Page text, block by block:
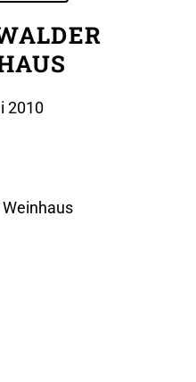
2010